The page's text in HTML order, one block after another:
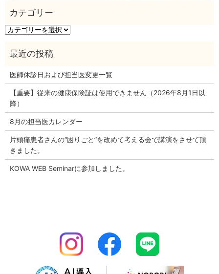
カ
ゴ
リ
医師休診日および担当医変更一覧
【重要】従来の健康保険証は使用できません（2026年8月1日以
降）
8月の担当医カレンダー
片頭痛患者さんの“困りごと”を改めて考える会で講演をさせて頂
きました。
KOWA WEB Seminarに参加しました。